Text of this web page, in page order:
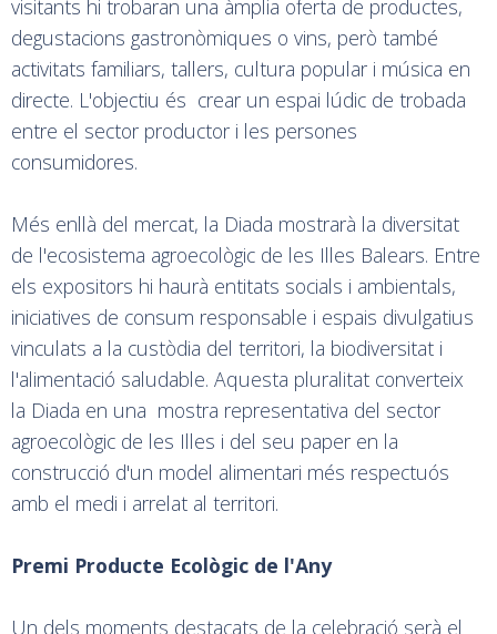
visitants hi trobaran una àmplia oferta de productes,
degustacions gastronòmiques o vins, però també
activitats familiars, tallers, cultura popular i música en
directe. L'objectiu és crear un espai lúdic de trobada
entre el sector productor i les persones
consumidores.
Més enllà del mercat, la Diada mostrarà la diversitat
de l'ecosistema agroecològic de les Illes Balears. Entre
els expositors hi haurà entitats socials i ambientals,
iniciatives de consum responsable i espais divulgatius
vinculats a la custòdia del territori, la biodiversitat i
l'alimentació saludable. Aquesta pluralitat converteix
la Diada en una mostra representativa del sector
agroecològic de les Illes i del seu paper en la
construcció d'un model alimentari més respectuós
amb el medi i arrelat al territori.
Premi Producte Ecològic de l'Any
Un dels moments destacats de la celebració serà el